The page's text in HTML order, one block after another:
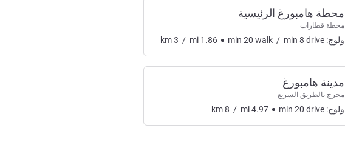
محطة هامبورغ الرئيسية
محطة قطارات
ولوج: km3 / mi 1.86 min 20 walk / min 8 drive
مدينة هامبورغ
مخرج بالطريق السريع
ولوج: km8 / mi4.97 min 20 drive